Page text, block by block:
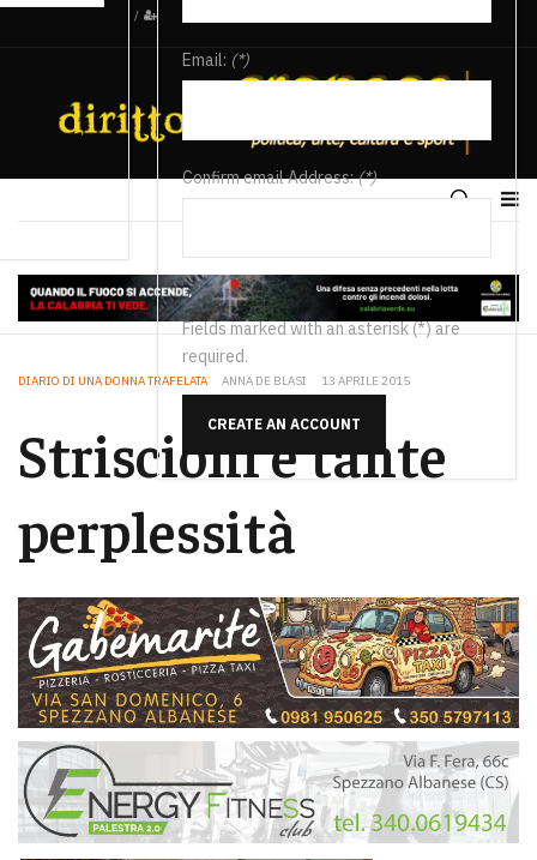
/
Email: (*)
Confirm email Address:(*)
Fields marked with an asterisk (*) are
required.
CREATE AN ACCOUNT
DIARIO DI UNA DONNA TRAFELATA ANNA DE BLASI 13 APRILE 2015
Striscioni e tante
perplessità